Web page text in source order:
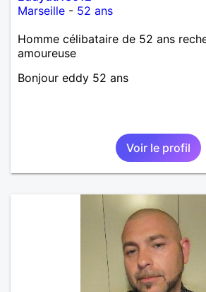
Marseille - 52 ans
Homme célibataire de 52 ans
amoureuse
Bonjour eddy 52 ans
Voir le profil